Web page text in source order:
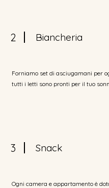
2 Biancheria
Forniamo set di asciugamani per
tutti i letti sono pronti per il tuo
3 Snack
Ogni camera e appartamento è